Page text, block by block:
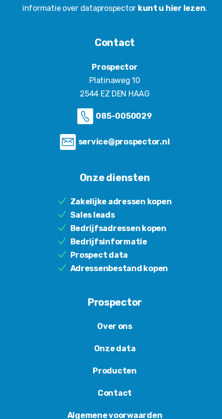
informatie over dataprospector kunt u hier lezen.
Contact
Prospector
Platinaweg 10
2544 EZ DEN HAAG
085-0050029
service@prospector.nl
Onze diensten
Zakelijke adressen kopen
Sales leads
Bedrijfsadressen kopen
Bedrijfsinformatie
Prospect data
Adressenbestand kopen
Prospector
Over ons
Onze data
Producten
Contact
Algemene voorwaarden